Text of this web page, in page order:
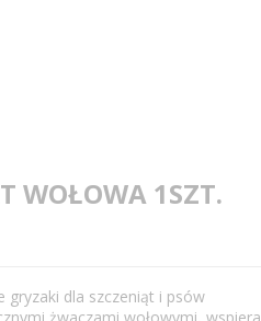
WOŁOWA 1SZT.
gryzaki dla szczeniąt i psów